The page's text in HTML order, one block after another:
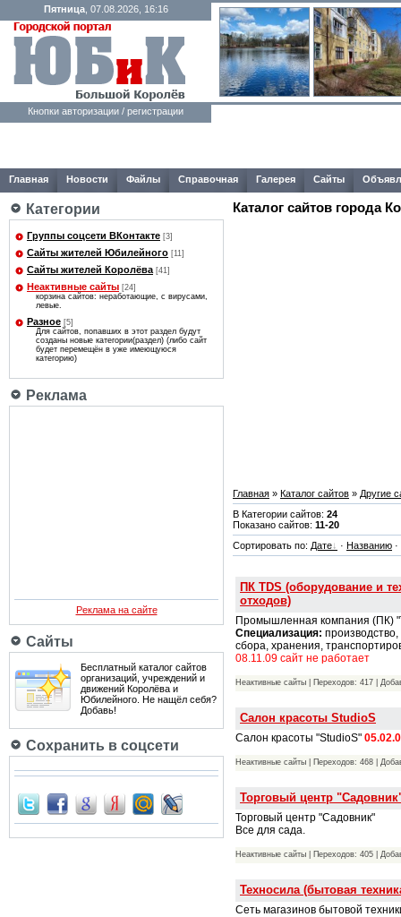
Пятница, 07.08.2026, 16:16
Кнопки авторизации / регистрации
Главная Новости Файлы Справочная Галерея Сайты
Категории
Группы соцсети ВКонтакте [3]
Сайты жителей Юбилейного [11]
Сайты жителей Королёва [41]
Неактивные сайты [24]
корзина сайтов: неработающие, с вирусами,
левые.
Разное [5]
Для сайтов, попавших в этот раздел будут
созданы новые категории(раздел) (либо сайт
будет перемещён в уже имеющуюся
категорию)
Реклама
Реклама на сайте
Сайты
Бесплатный каталог сайтов
организаций, учреждений и
движений Королёва и
Юбилейного. Не нащёл себя?
Добавь!
Сохранить в соцсети
Каталог сайтов города
Главная » Каталог сайтов » Другие
В Категории сайтов: 24
Показано сайтов: 11-20
Сортировать по: Дате · Названию ·
ПК TDS (оборудование и
отходов)
Промышленная компания (ПК)
Специализация:
сбора, хранения,
08.11.09 сайт не работает
Неактивные сайты | Переходов: 417 |
Салон красоты StudioS
Салон красоты "StudioS"
Неактивные сайты | Переходов: 468 |
Торговый центр
Торговый центр "Садовник"
Все для сада.
Неактивные сайты | Переходов: 405 |
Техносила (бытовая
Сеть магазинов бытовой